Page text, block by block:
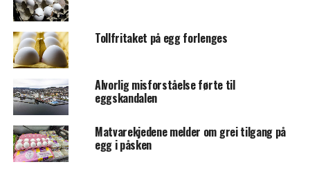
Tollfritaket på egg forlenges
Alvorlig misforståelse førte til
eggskandalen
Matvarekjedene melder om grei tilgang på
egg i påsken